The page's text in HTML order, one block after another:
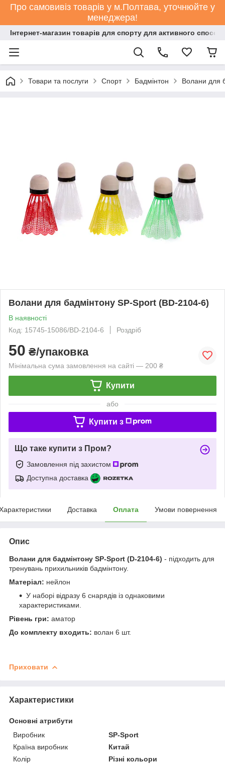
Про самовивіз товарів у м.Полтава, уточнюйте у
менеджера!
Інтернет-магазин товарів для спорту для активного
Товари та послуги Спорт Бадмінтон Волани для
Волани для бадмінтону SP-Sport (BD-2104-6)
В наявності
Код: 15745-15086/BD-2104-6
Роздріб
50 ₴/упаковка
Мінімальна сума замовлення на сайті — 200 ₴
Купити
або
Купити з
Що таке купити з Пром?
Замовлення під захистом
Доступна доставка
Доставка Оплата Умови повернення
Опис
Волани для бадмінтону SP-Sport (D-2104-6) - підходить для
тренувань прихильників бадмінтону.
Матеріал: нейлон
У наборі відразу 6 снарядів із однаковими
характеристиками.
Рівень гри: аматор
До комплекту входить: волан 6 шт.
Приховати
Характеристики
Основні атрибути
Виробник
SP-Sport
Країна виробник
Китай
Колір
Різні кольори